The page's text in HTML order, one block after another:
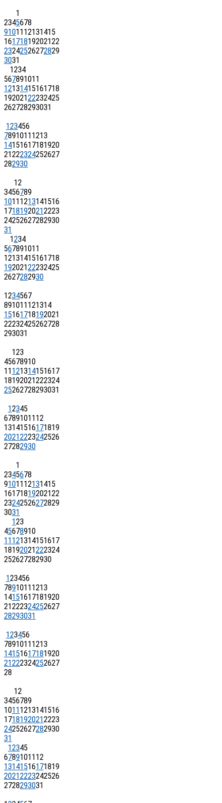
1
2345678
91011 12131415
16171819202122
23242526272829
3031
1234
567891011
12131415161718
19202122232425
262728293031
123456
7891011 1213
14151617181920
21222324252627
282930
12
3456789
1011 1213141516
17181920212223
24252627282930
31
1234
567891011
12131415161718
19202122232425
2627282930
1234567
891011 121314
15161718192021
22232425262728
293031
123
45678910
11 121314151617
18192021222324
25262728293031
12345
67891011 12
13141516171819
20212223242526
27282930
1
2345678
91011 12131415
16171819202122
23242526272829
3031
123
45678910
11 121314151617
18192021222324
252627282930
123456
7891011 1213
14151617181920
21222324252627
28293031
123456
7891011 1213
14151617181920
21222324252627
28
12
3456789
1011 1213141516
17181920212223
24252627282930
31
12345
67891011 12
13141516171819
20212223242526
2728293031